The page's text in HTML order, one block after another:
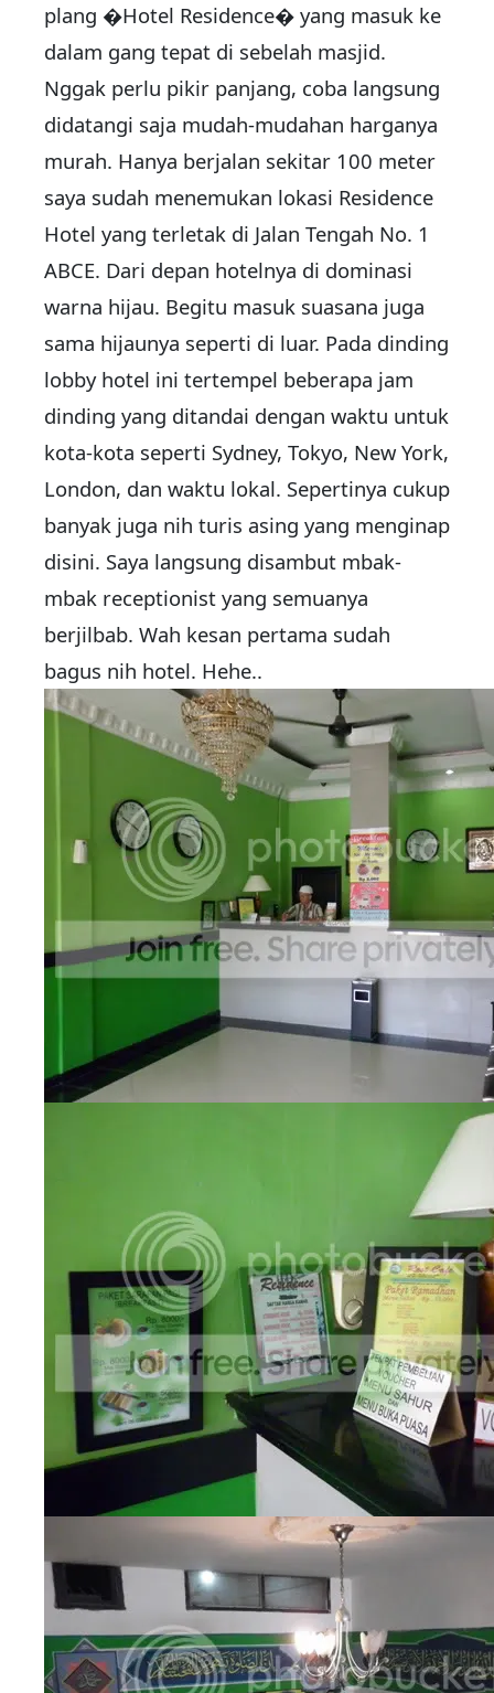
plang �Hotel Residence� yang masuk ke
dalam gang tepat di sebelah masjid.
Nggak perlu pikir panjang, coba langsung
didatangi saja mudah-mudahan harganya
murah. Hanya berjalan sekitar 100 meter
saya sudah menemukan lokasi Residence
Hotel yang terletak di Jalan Tengah No. 1
ABCE. Dari depan hotelnya di dominasi
warna hijau. Begitu masuk suasana juga
sama hijaunya seperti di luar. Pada dinding
lobby hotel ini tertempel beberapa jam
dinding yang ditandai dengan waktu untuk
kota-kota seperti Sydney, Tokyo, New York,
London, dan waktu lokal. Sepertinya cukup
banyak juga nih turis asing yang menginap
disini. Saya langsung disambut mbak-
mbak receptionist yang semuanya
berjilbab. Wah kesan pertama sudah
bagus nih hotel. Hehe..